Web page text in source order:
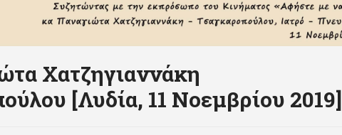
Χατζηγιαννάκη
[Λυδία, 11 Νοεμβρίου 2019]